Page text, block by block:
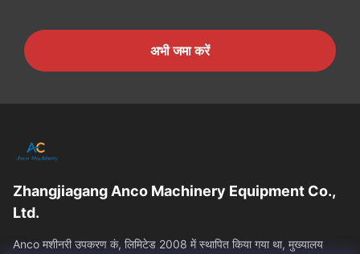
अभी जमा करें
Zhangjiagang Anco Machinery Equipment Co.,
Ltd.
Anco मशीनरी उपकरण कं, लिमिटेड 2008 में स्थापित किया गया था, मुख्यालय